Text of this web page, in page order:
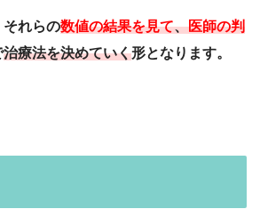
それらの数値の結果を見て、医師の判
治療法を決めていく形となります。